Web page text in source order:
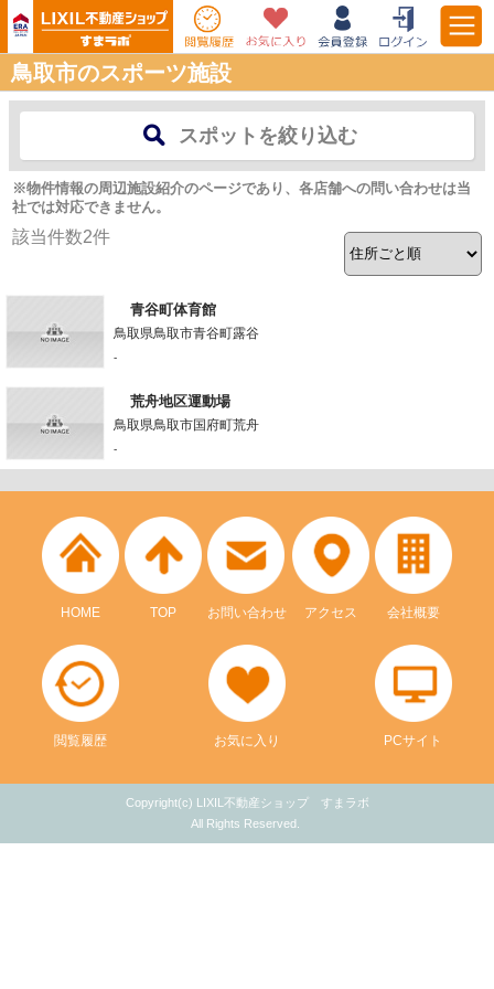
鳥取市のスポーツ施設
スポットを絞り込む
※物件情報の周辺施設紹介のページであり、各店舗への問い合わせは当
社では対応できません。
該当件数2件
青谷町体育館
鳥取県鳥取市青谷町露谷
-
荒舟地区運動場
鳥取県鳥取市国府町荒舟
-
HOME TOP お問い合わせ アクセス 会社概要
閲覧履歴 お気に入り PCサイト
Copyright(c) LIXIL不動産ショップ すまラボ
All Rights Reserved.